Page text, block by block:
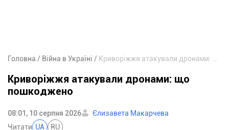
Головна Війна в Україні
Криворіжжя атакували дронами: що
пошкоджено
08:01, 10 серпня 2026
Єлизавета Макарчева
Читати UA RU